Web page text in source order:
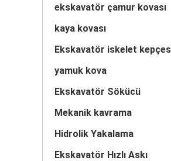
ekskavatör çamur kovası
kaya kovası
Ekskavatör iskelet
yamuk kova
Ekskavatör Sökücü
Mekanik kavrama
Hidrolik Yakalama
Ekskavatör Hızlı Askı